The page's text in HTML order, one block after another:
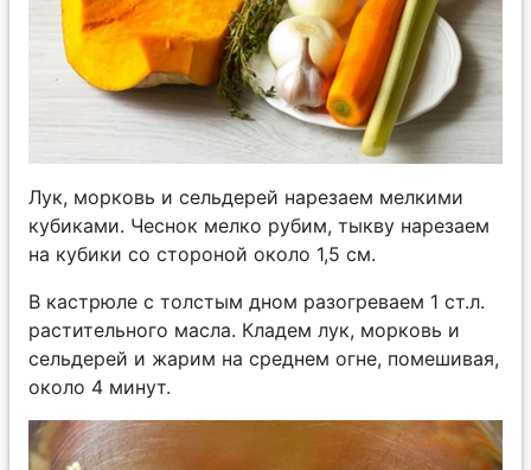
Лук, морковь и сельдерей нарезаем мелкими
кубиками. Чеснок мелко рубим, тыкву нарезаем
на кубики со стороной около 1,5 см.
В кастрюле с толстым дном разогреваем 1 ст.л.
растительного масла. Кладем лук, морковь и
сельдерей и жарим на среднем огне, помешивая,
около 4 минут.